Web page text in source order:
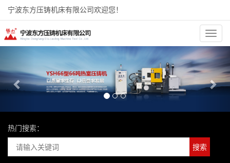
宁波东方压铸机床有限公司欢迎您！
分
类
Previous
热门搜索：